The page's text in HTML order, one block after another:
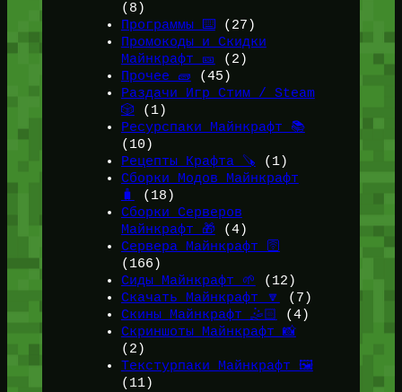
(8)
Программы ⌨️(27)
Промокоды и Скидки
Майнкрафт 🎫
(2)
Прочее 🧱 (45)
Раздачи Игр Стим / Steam
🎲 (1)
Ресурспаки Майнкрафт 📚
(10)
Рецепты Крафта 🪚 (1)
Сборки Модов Майнкрафт
🧳
(18)
Сборки Серверов
Майнкрафт 🎁 (4)
Сервера Майнкрафт 🛜
(166)
Сиды Майнкрафт 🌱
(12)
Скачать Майнкрафт 🔽
(7)
Скины Майнкрафт 🤹🏻
(4)
Скриншоты Майнкрафт 📸
(2)
Текстурпаки Майнкрафт 🖼️
(11)